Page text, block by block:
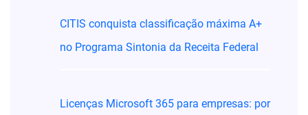
CITIS conquista classificação máxima A+
no Programa Sintonia da Receita Federal
Licenças Microsoft 365 para empresas: por